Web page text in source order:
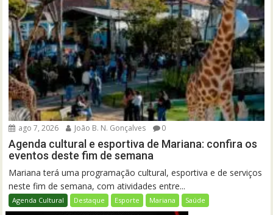
ago 7, 2026 João B. N. Gonçalves 0
Agenda cultural e esportiva de Mariana: confira os
eventos deste fim de semana
Mariana terá uma programação cultural, esportiva e de serviços
neste fim de semana, com atividades entre...
Agenda Cultural Destaque Esporte Mariana Saúde